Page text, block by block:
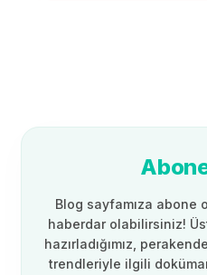
Blog sayfamıza abone
haberdar olabilirsiniz!
hazırladığımız,
trendleriyle ilgili